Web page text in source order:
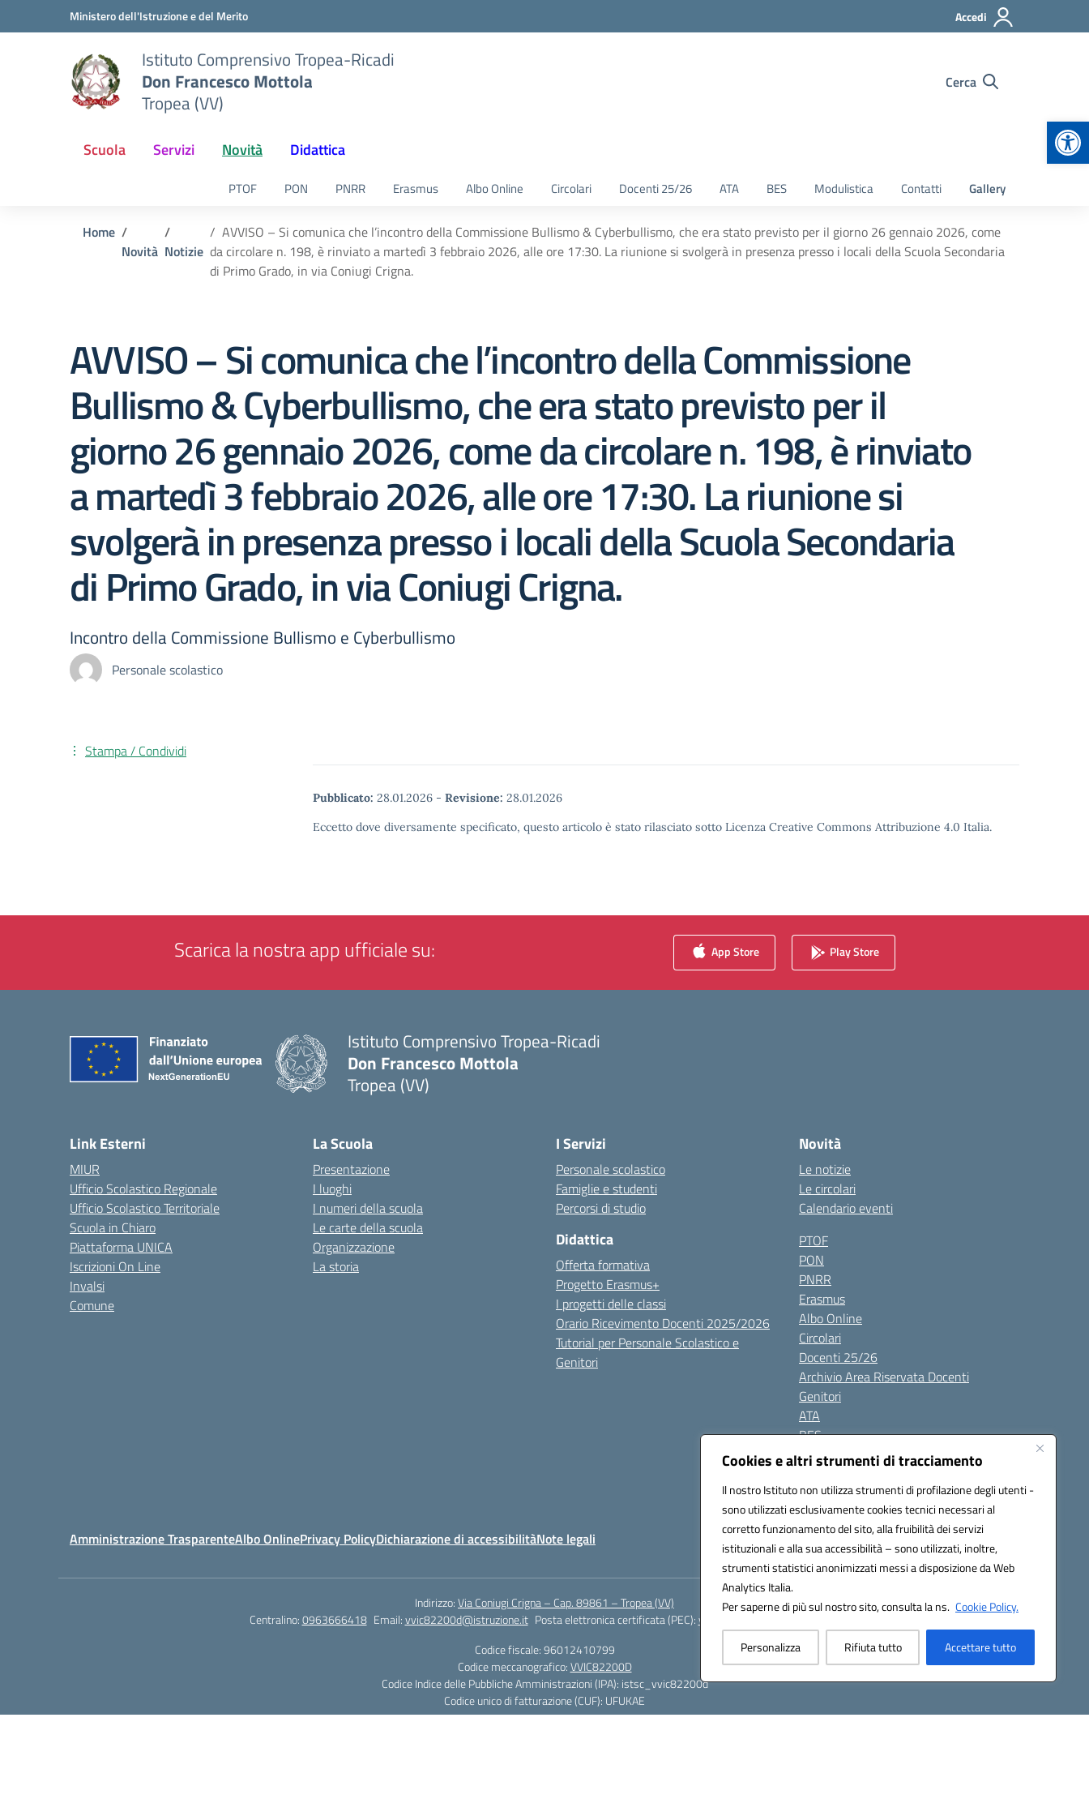
Cookies e altri strumenti di tracciamento
Il nostro Istituto non utilizza strumenti di profilazione degli utenti -
sono utilizzati esclusivamente cookies tecnici necessari al
corretto funzionamento del sito, alla fruibilità dei servizi
istituzionali e alla sua accessibilità – sono utilizzati, inoltre,
strumenti statistici anonimizzati messi a disposizione da Web
Analytics Italia.
Per saperne di più sul nostro sito, consulta la ns. Cookie Policy.
Personalizza Rifiuta tutto Accettare tutto
Vai ai contenuti
Vai al menu di navigazioneMinistero dell'Istruzione e del Merito Accedi
Istituto Comprensivo Tropea-Ricadi
Don Francesco Mottola
Tropea (VV)
Cerca
Scuola Servizi Novità Didattica
PTOF PON PNRR Erasmus Albo Online Circolari Docenti 25/26 ATA BES Modulistica Contatti Gallery
Home
Novità Notizie
AVVISO – Si comunica che l’incontro della Commissione Bullismo & Cyberbullismo, che era stato previsto per il giorno 26 gennaio 2026, come
da circolare n. 198, è rinviato a martedì 3 febbraio 2026, alle ore 17:30. La riunione si svolgerà in presenza presso i locali della Scuola Secondaria
di Primo Grado, in via Coniugi Crigna.
AVVISO – Si comunica che l’incontro della Commissione
Bullismo & Cyberbullismo, che era stato previsto per il
giorno 26 gennaio 2026, come da circolare n. 198, è rinviato
a martedì 3 febbraio 2026, alle ore 17:30. La riunione si
svolgerà in presenza presso i locali della Scuola Secondaria
di Primo Grado, in via Coniugi Crigna.
Incontro della Commissione Bullismo e Cyberbullismo
Personale scolastico
Pubblicato: 28.01.2026 - Revisione: 28.01.2026
Eccetto dove diversamente specificato, questo articolo è stato rilasciato sotto Licenza Creative Commons Attribuzione 4.0 Italia.
Stampa / Condividi
Scarica la nostra app ufficiale su: App Store Play Store
Istituto Comprensivo Tropea-Ricadi
Don Francesco Mottola
Tropea (VV)
Link Esterni
MIUR
Ufficio Scolastico Regionale
Ufficio Scolastico Territoriale
Scuola in Chiaro
Piattaforma UNICA
Iscrizioni On Line
Invalsi
Comune
La Scuola
Presentazione
I luoghi
I numeri della scuola
Le carte della scuola
Organizzazione
La storia
I Servizi
Personale scolastico
Famiglie e studenti
Percorsi di studio
Didattica
Offerta formativa
Progetto Erasmus+
I progetti delle classi
Orario Ricevimento Docenti 2025/2026
Tutorial per Personale Scolastico e
Genitori
Novità
Le notizie
Le circolari
Calendario eventi
PTOF
PON
PNRR
Erasmus
Albo Online
Circolari
Docenti 25/26
Archivio Area Riservata Docenti
Genitori
ATA
BES
Modulistica
Gallery
Amministrazione TrasparenteAlbo OnlinePrivacy PolicyDichiarazione di accessibilitàNote legali
Indirizzo:Via Coniugi Crigna – Cap. 89861 – Tropea (VV)
Centralino:0963666418 Email:vvic82200d@istruzione.it Posta elettronica certificata (PEC):vvic82200d@pec.istruzione.it
Codice fiscale: 96012410799
Codice meccanografico:VVIC82200D
Codice Indice delle Pubbliche Amministrazioni (IPA): istsc_vvic82200d
Codice unico di fatturazione (CUF): UFUKAE